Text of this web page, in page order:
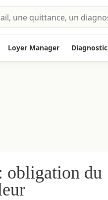
Loyer Manager Diagnostic
obligation du